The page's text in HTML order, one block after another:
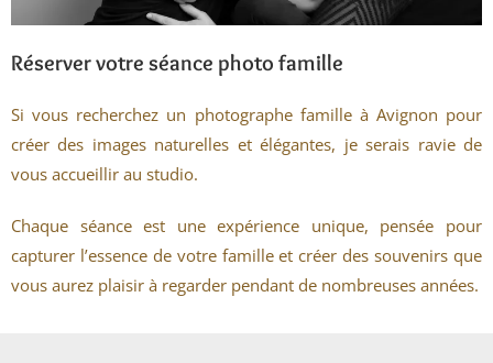
Réserver votre séance photo famille
Si vous recherchez un photographe famille à Avignon pour
créer des images naturelles et élégantes, je serais ravie de
vous accueillir au studio.
Chaque séance est une expérience unique, pensée pour
capturer l’essence de votre famille et créer des souvenirs que
vous aurez plaisir à regarder pendant de nombreuses années.